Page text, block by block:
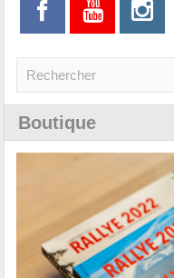
Boutique